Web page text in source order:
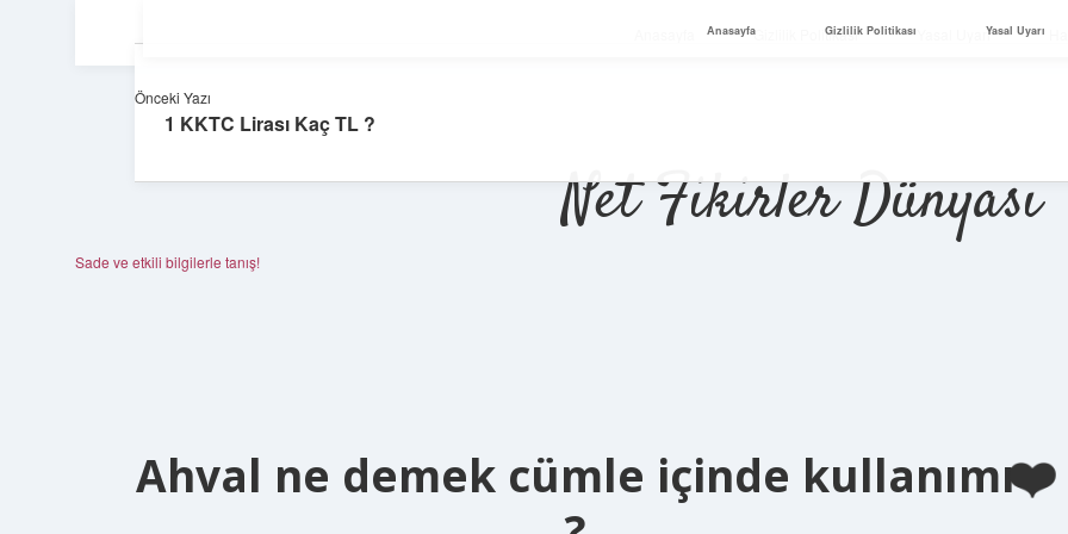
Gizlilik Politikası Yasal Uyarı
Net Fikirler Dünyası
Sade ve etkili bilgilerle tanış!
Ahval ne demek cümle içinde kullanımı
Önceki Yazı
1 KKTC Lirası Kaç TL ?
Anasayfa Gizlilik Politikası Yasal Uyarı